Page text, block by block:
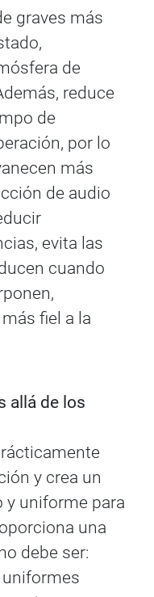
graves más
de
reduce
de
por lo
más
de audio
evita las
cuando
fiel a la
allá de los
y crea un
y uniforme para
una
debe ser: